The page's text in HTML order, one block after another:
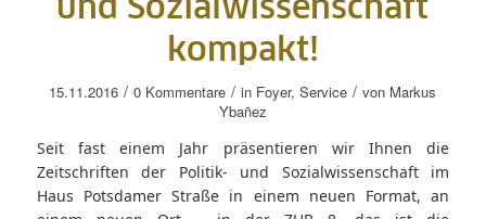
und Sozialwissenschaft
kompakt!
15.11.2016 / 0 Kommentare / in Foyer,Service / von Markus
Ybañez
Seit fast einem Jahr präsentieren wir Ihnen die
Zeitschriften der Politik- und Sozialwissenschaft im
Haus Potsdamer Straße in einem neuen Format, an